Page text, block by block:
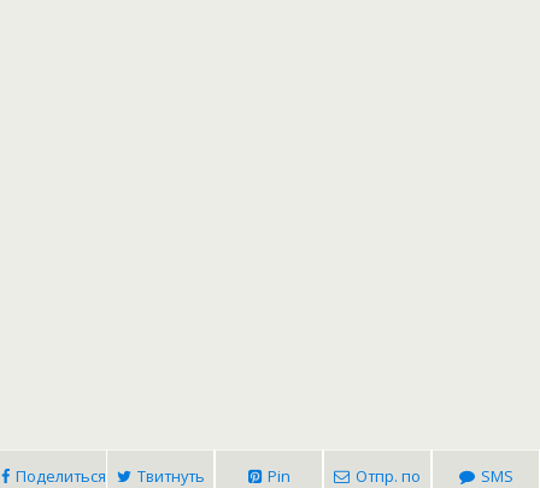
Поделиться Твитнуть Pin
Отпр. по
SMS